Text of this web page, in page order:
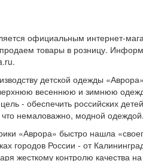
официальным интернет-
продаем товары в розницу.
детской одежды
весеннюю и зимнюю
- обеспечить российских
что немаловажно, модной одеждой.
«Аврора» быстро нашла
городов России - от
жесткому контролю качества